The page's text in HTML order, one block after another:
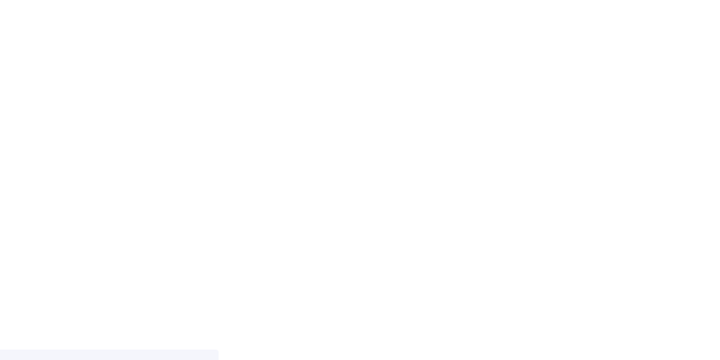
2 раза).
у больных стенокардией.
клиренса (~29%) дигитоксина.
на ~45-53%, Сss дигоксина на ~42% и AUC дигоксина на ~52%.
крови.
крови.
крови.
крови.
крови.
действие продолжается около 2 ч, гемодинамическое - 10-20 мин.
к дистрессу плода. При длительном применении понижается
функции печени (при печеночной недостаточности) плазменный
- искусственный водитель ритма, при асистолии - внутривенное